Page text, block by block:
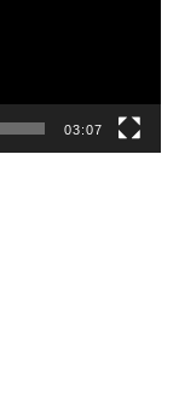
03:07